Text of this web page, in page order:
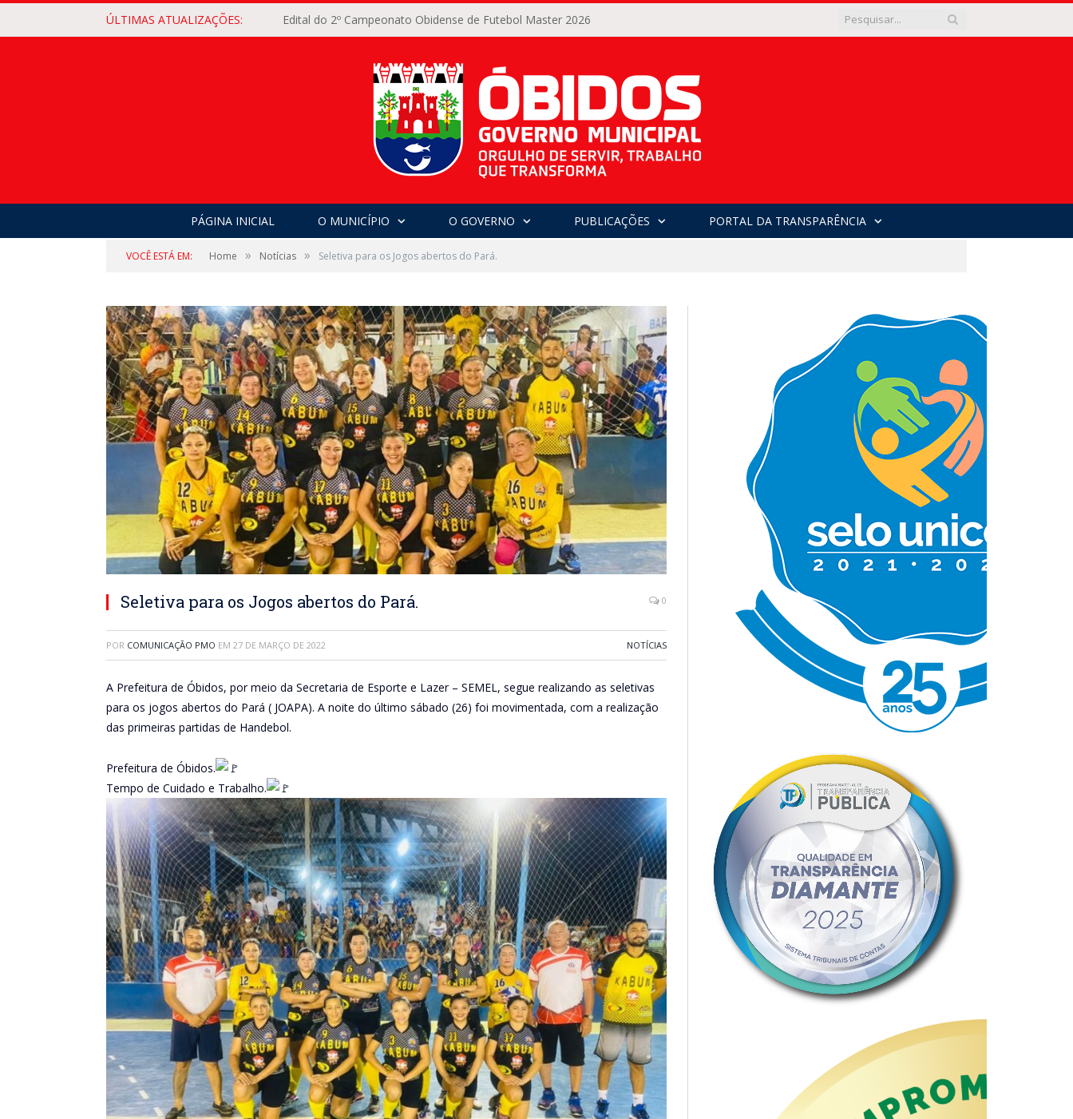
ÚLTIMAS ATUALIZAÇÕES: Edital do 2º Campeonato Obidense de Futebol Master 2026
PÁGINA INICIAL O MUNICÍPIO O GOVERNO PUBLICAÇÕES PORTAL DA TRANSPARÊNCIA
VOCÊ ESTÁ EM: Home » Notícias » Seletiva para os Jogos abertos do Pará.
Seletiva para os Jogos abertos do Pará. 0
POR COMUNICAÇÃO PMO EM 27 DE MARÇO DE 2022 NOTÍCIAS
A Prefeitura de Óbidos, por meio da Secretaria de Esporte e Lazer – SEMEL, segue realizando as seletivas
para os jogos abertos do Pará ( JOAPA). A noite do último sábado (26) foi movimentada, com a realização
das primeiras partidas de Handebol.
Prefeitura de Óbidos.
Tempo de Cuidado e Trabalho.